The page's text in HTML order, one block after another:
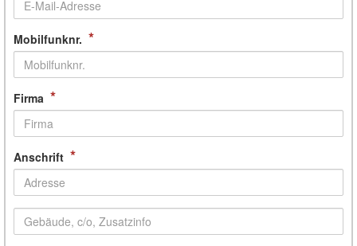
Mobilfunknr. *
Firma *
Anschrift *